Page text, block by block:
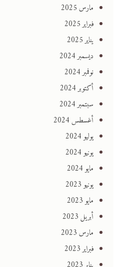
مارس 2025
فبراير 2025
يناير 2025
ديسمبر 2024
نوفمبر 2024
أكتوبر 2024
سبتمبر 2024
أغسطس 2024
يوليو 2024
يونيو 2024
مايو 2024
يونيو 2023
مايو 2023
أبريل 2023
مارس 2023
فبراير 2023